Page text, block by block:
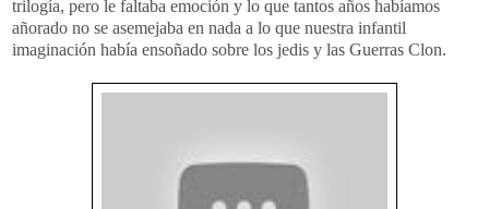
trilogía, pero le faltaba emoción y lo que tantos años habíamos
añorado no se asemejaba en nada a lo que nuestra infantil
imaginación había ensoñado sobre los jedis y las Guerras Clon.